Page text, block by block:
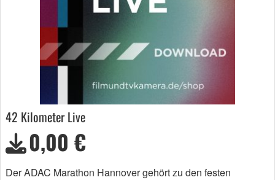
42 Kilometer Live
0,00 €
Der ADAC Marathon Hannover gehört zu den festen